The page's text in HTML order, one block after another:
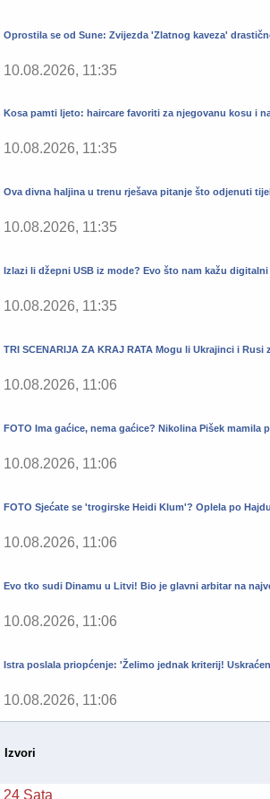
Oprostila se od Sune: Zvijezda 'Zlatnog kaveza'
10.08.2026, 11:35
Kosa pamti ljeto: haircare favoriti za njegovanu kosu i
10.08.2026, 11:35
Ova divna haljina u trenu rješava pitanje što odjenuti
10.08.2026, 11:35
Izlazi li džepni USB iz mode? Evo što nam kažu
10.08.2026, 11:35
TRI SCENARIJA ZA KRAJ RATA Mogu li Ukrajinci i
10.08.2026, 11:06
FOTO Ima gaćice, nema gaćice? Nikolina Pišek
10.08.2026, 11:06
FOTO Sjećate se 'trogirske Heidi Klum'? Oplela po
10.08.2026, 11:06
Evo tko sudi Dinamu u Litvi! Bio je glavni arbitar na
10.08.2026, 11:06
Istra poslala priopćenje: 'Želimo jednak kriterij!
10.08.2026, 11:06
Izvori
24 Sata